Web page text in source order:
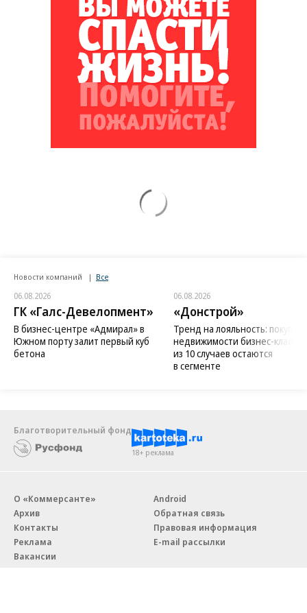
Новости компаний Все
06.08.2026
ГК «Галс-Девелопмент»
В бизнес-центре «Адмирал» в
Южном порту залит первый куб
бетона
06.08.2026
«Донстрой»
Тренд на лояльность:
недвижимости бизнес-класса
из 10 случаев остаются
в сегменте
Благотворительный фонд
18+ реклама
О «Коммерсанте»
Архив
Контакты
Реклама
Вакансии
Android
Обратная связь
Правовая информация
E-mail рассылки